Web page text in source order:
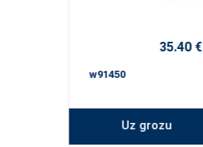
35.40 €
w91450
Uz grozu